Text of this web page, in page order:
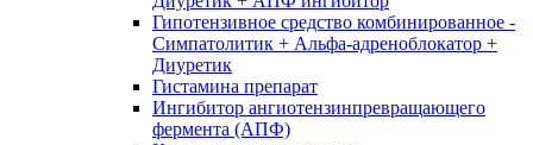
Гипотензивное средство комбинированное -
Симпатолитик + Альфа-адреноблокатор +
Диуретик
Гистамина препарат
Ингибитор ангиотензинпревращающего
фермента (АПФ)